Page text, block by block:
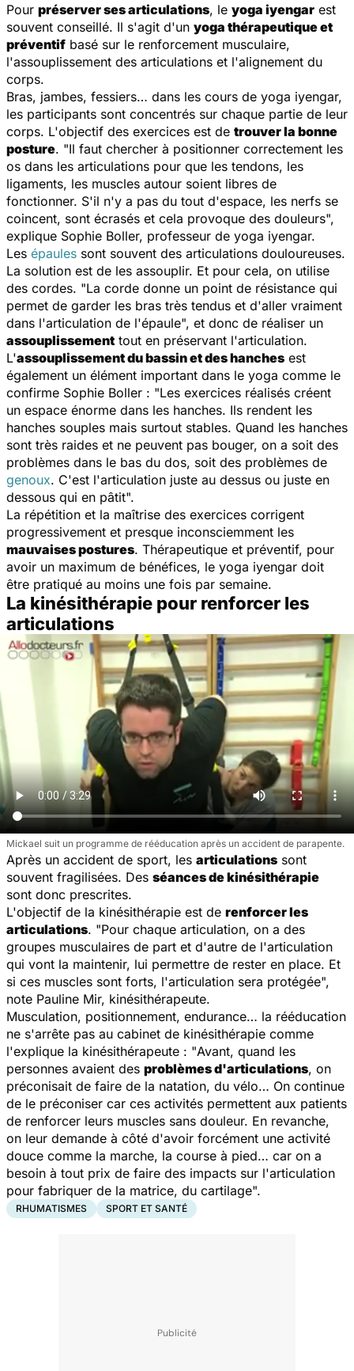
Pour préserver ses articulations, le yoga iyengar est
souvent conseillé. Il s'agit d'un yoga thérapeutique et
préventif basé sur le renforcement musculaire,
l'assouplissement des articulations et l'alignement du
corps.
Bras, jambes, fessiers… dans les cours de yoga iyengar,
les participants sont concentrés sur chaque partie de leur
corps. L'objectif des exercices est de trouver la bonne
posture. "Il faut chercher à positionner correctement les
os dans les articulations pour que les tendons, les
ligaments, les muscles autour soient libres de
fonctionner. S'il n'y a pas du tout d'espace, les nerfs se
coincent, sont écrasés et cela provoque des douleurs",
explique Sophie Boller, professeur de yoga iyengar.
Les épaules sont souvent des articulations douloureuses.
La solution est de les assouplir. Et pour cela, on utilise
des cordes. "La corde donne un point de résistance qui
permet de garder les bras très tendus et d'aller vraiment
dans l'articulation de l'épaule", et donc de réaliser un
assouplissement tout en préservant l'articulation.
L'assouplissement du bassin et des hanches est
également un élément important dans le yoga comme le
confirme Sophie Boller : "Les exercices réalisés créent
un espace énorme dans les hanches. Ils rendent les
hanches souples mais surtout stables. Quand les hanches
sont très raides et ne peuvent pas bouger, on a soit des
problèmes dans le bas du dos, soit des problèmes de
genoux. C'est l'articulation juste au dessus ou juste en
dessous qui en pâtit".
La répétition et la maîtrise des exercices corrigent
progressivement et presque inconsciemment les
mauvaises postures. Thérapeutique et préventif, pour
avoir un maximum de bénéfices, le yoga iyengar doit
être pratiqué au moins une fois par semaine.
La kinésithérapie pour renforcer les
articulations
Mickael suit un programme de rééducation après un accident de parapente.
Après un accident de sport, les articulations sont
souvent fragilisées. Des séances de kinésithérapie
sont donc prescrites.
L'objectif de la kinésithérapie est de renforcer les
articulations. "Pour chaque articulation, on a des
groupes musculaires de part et d'autre de l'articulation
qui vont la maintenir, lui permettre de rester en place. Et
si ces muscles sont forts, l'articulation sera protégée",
note Pauline Mir, kinésithérapeute.
Musculation, positionnement, endurance… la rééducation
ne s'arrête pas au cabinet de kinésithérapie comme
l'explique la kinésithérapeute : "Avant, quand les
personnes avaient des problèmes d'articulations, on
préconisait de faire de la natation, du vélo… On continue
de le préconiser car ces activités permettent aux patients
de renforcer leurs muscles sans douleur. En revanche,
on leur demande à côté d'avoir forcément une activité
douce comme la marche, la course à pied… car on a
besoin à tout prix de faire des impacts sur l'articulation
pour fabriquer de la matrice, du cartilage".
RHUMATISMES SPORT ET SANTÉ